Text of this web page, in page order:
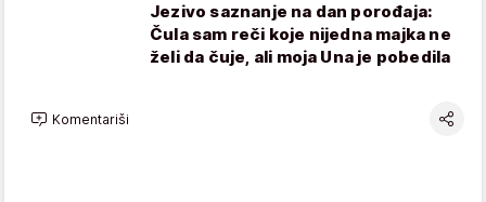
Jezivo saznanje na dan porođaja:
Čula sam reči koje nijedna majka ne
želi da čuje, ali moja Una je pobedila
Komentariši